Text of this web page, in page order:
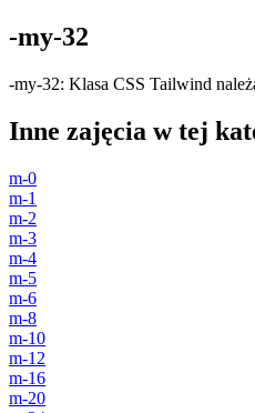
-my-32
-my-32: Klasa CSS Tailwind
Inne zajęcia w tej
m-0
m-1
m-2
m-3
m-4
m-5
m-6
m-8
m-10
m-12
m-16
m-20